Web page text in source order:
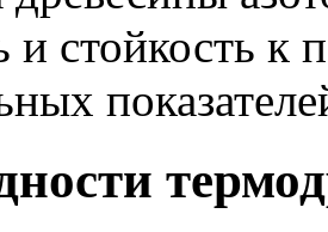
и стойкость к